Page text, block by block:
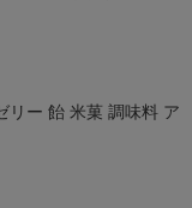
リー 飴 米菓 調味料 ア